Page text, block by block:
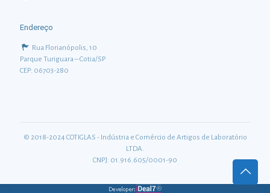
Endereço
Rua Florianópolis, 10
Parque Turiguara – Cotia/SP
CEP: 06703-280
© 2018-2024 COTIGLAS - Indústria e Comércio de Artigos de Laboratório
LTDA.
CNPJ: 01.916.605/0001-90